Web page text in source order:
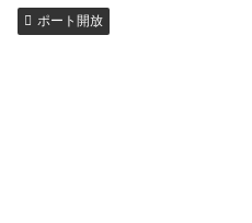
ポート開放